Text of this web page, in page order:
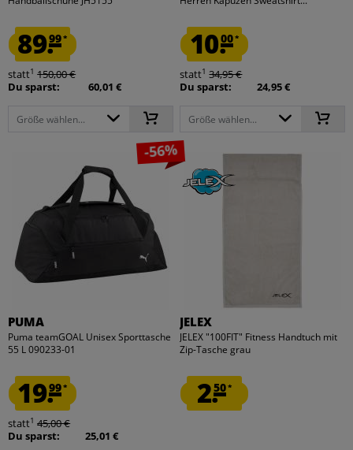
89.99*
statt1 150,00 €
Du sparst:
60,01 €
Größe wählen...
10.00*
statt1 34,95 €
Du sparst:
24,95 €
Größe wählen...
-56%
PUMA
Puma teamGOAL Unisex Sporttasche
55 L 090233-01
19.99*
statt1 45,00 €
Du sparst:
25,01 €
JELEX
JELEX "100FIT" Fitness Handtuch mit
Zip-Tasche grau
2.50*